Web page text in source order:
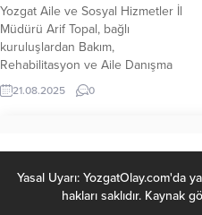
Yozgat Aile ve Sosyal Hizmetler İl
Müdürü Arif Topal, bağlı
kuruluşlardan Bakım,
Rehabilitasyon ve Aile Danışma
Merkezi’nde Kuruluş Müdür Vekili
olarak göreve başlayan Faruk
Müdürü Topal, yeni görevinde
Faruk Onur’a başarı dileklerini
iletirken, merkezin faaliyetleri
21.08.2025 0
Yasal Uyarı: YozgatOlay.com'da
hakları saklıdır. Kaynak